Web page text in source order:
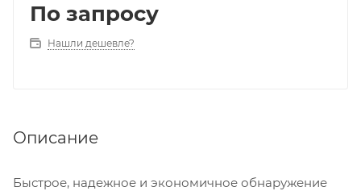
По запросу
Нашли дешевле?
Описание
Быстрое, надежное и экономичное обнаружение